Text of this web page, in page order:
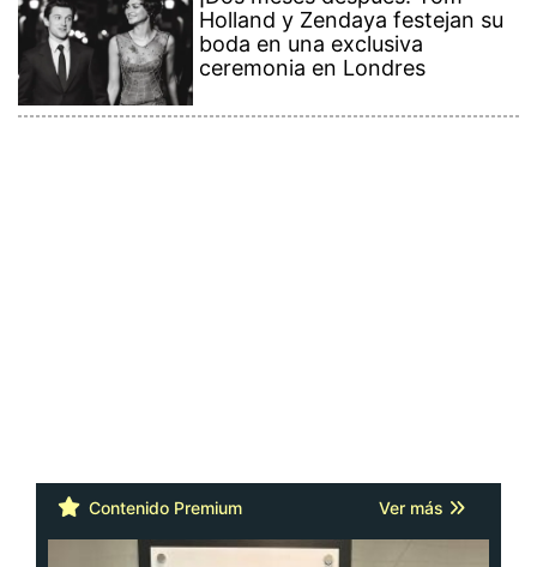
Holland y Zendaya festejan su
boda en una exclusiva
ceremonia en Londres
Contenido Premium Ver más